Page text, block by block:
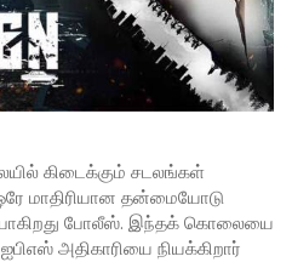
கிடைக்கும் சடலங்கள்
மாதிரியான தன்மையோடு
போலீஸ். இந்தக் கொலையை
அதிகாரியை நியக்கிறார்